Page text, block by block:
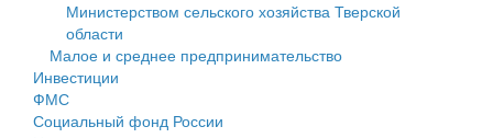
Социальная защита
Фотоальбом
Муниципальные услуги
Проекты административных регламентов
Антимонопольный комплаенс
Информационная поддержка субъектов малого и
среднего предпринимательства
Муниципальные программы
Министерством сельского хозяйства Тверской
области
Малое и среднее предпринимательство
Инвестиции
ФМС
Социальный фонд России